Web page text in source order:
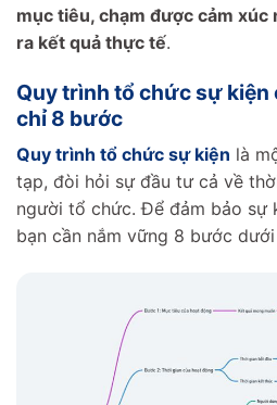
mục tiêu, chạm được cảm xúc
ra kết quả thực tế.
Quy trình tổ chức sự kiện
chỉ 8 bước
Quy trình tổ chức sự kiện là
tạp, đòi hỏi sự đầu tư cả về
người tổ chức. Để đảm bảo sự
bạn cần nắm vững 8 bước dưới